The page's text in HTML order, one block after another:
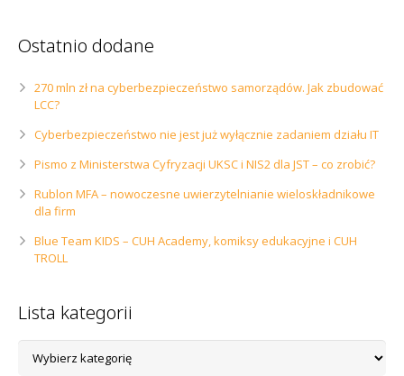
Ostatnio dodane
270 mln zł na cyberbezpieczeństwo samorządów. Jak zbudować
LCC?
Cyberbezpieczeństwo nie jest już wyłącznie zadaniem działu IT
Pismo z Ministerstwa Cyfryzacji UKSC i NIS2 dla JST – co zrobić?
Rublon MFA – nowoczesne uwierzytelnianie wieloskładnikowe
dla firm
Blue Team KIDS – CUH Academy, komiksy edukacyjne i CUH
TROLL
Lista kategorii
kategorii